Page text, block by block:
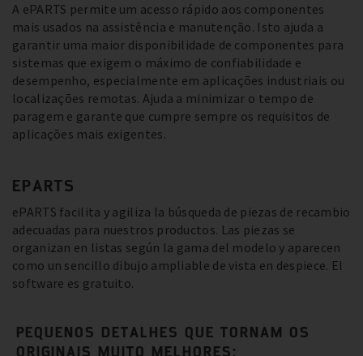
A ePARTS permite um acesso rápido aos componentes
mais usados na assistência e manutenção. Isto ajuda a
garantir uma maior disponibilidade de componentes para
sistemas que exigem o máximo de confiabilidade e
desempenho, especialmente em aplicações industriais ou
localizações remotas. Ajuda a minimizar o tempo de
paragem e garante que cumpre sempre os requisitos de
aplicações mais exigentes.
EPARTS
ePARTS facilita y agiliza la búsqueda de piezas de recambio
adecuadas para nuestros productos. Las piezas se
organizan en listas según la gama del modelo y aparecen
como un sencillo dibujo ampliable de vista en despiece. El
software es gratuito.
PEQUENOS DETALHES QUE TORNAM OS
ORIGINAIS MUITO MELHORES: